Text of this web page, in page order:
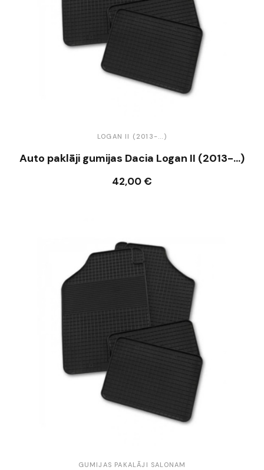
LOGAN II (2013-...)
Auto paklāji gumijas Dacia Logan II (2013-...)
42,00 €
Ielikt grozā
GUMIJAS PAKALĀJI SALONAM